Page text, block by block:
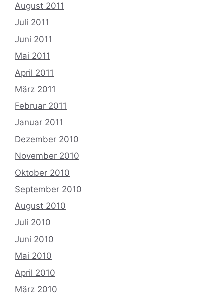
August 2011
Juli 2011
Juni 2011
Mai 2011
April 2011
März 2011
Februar 2011
Januar 2011
Dezember 2010
November 2010
Oktober 2010
September 2010
August 2010
Juli 2010
Juni 2010
Mai 2010
April 2010
März 2010